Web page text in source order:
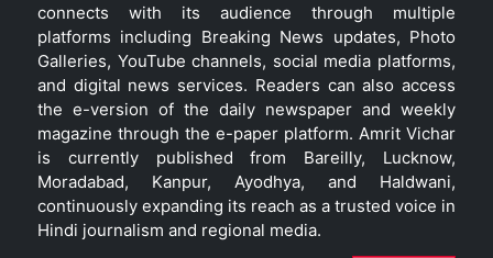
connects with its audience through multiple
platforms including Breaking News updates, Photo
Galleries, YouTube channels, social media platforms,
and digital news services. Readers can also access
the e-version of the daily newspaper and weekly
magazine through the e-paper platform. Amrit Vichar
is currently published from Bareilly, Lucknow,
Moradabad, Kanpur, Ayodhya, and Haldwani,
continuously expanding its reach as a trusted voice in
Hindi journalism and regional media.